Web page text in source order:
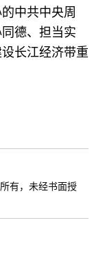
中共中央周
德、担当实
长江经济带重
有，未经书面授